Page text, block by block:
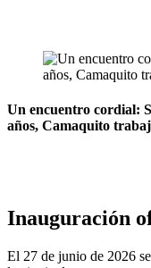
Un encuentro cordial:
años, Camaquito
Inauguración
El 27 de junio de 2026